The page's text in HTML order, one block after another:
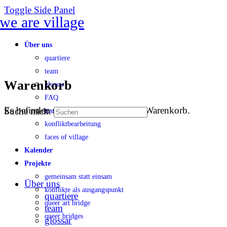
Toggle Side Panel
Über uns
quartiere
team
glossar
FAQ
transparenz
konfliktbearbeitung
faces of village
Kalender
Projekte
gemeinsam statt einsam
konflikte als ausgangspunkt
queer art bridge
queer bridges
Warenkorb
Es befinden sich keine Produkte im Warenkorb.
Suche nach:
Über uns
quartiere
team
glossar